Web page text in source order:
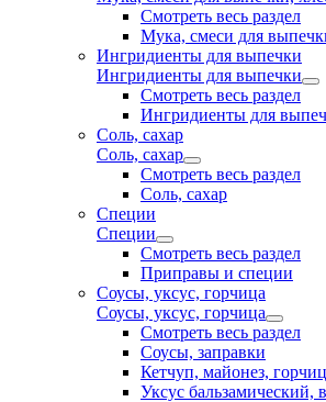
Смотреть весь раздел
Мука, смеси для
Ингридиенты для выпечки
Ингридиенты для выпечки
Смотреть весь раздел
Ингридиенты для
Соль, сахар
Соль, сахар
Смотреть весь раздел
Соль, сахар
Специи
Специи
Смотреть весь раздел
Приправы и специи
Соусы, уксус, горчица
Соусы, уксус, горчица
Смотреть весь раздел
Соусы, заправки
Кетчуп, майонез,
Уксус